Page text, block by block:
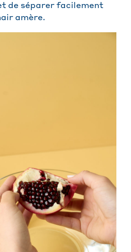
de séparer facilement
amère.